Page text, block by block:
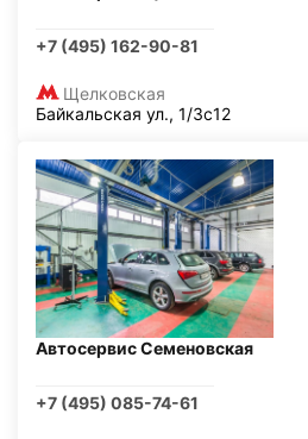
+7 (495) 162-90-81
Щелковская
Байкальская ул., 1/3с12
Автосервис Семеновская
+7 (495) 085-74-61